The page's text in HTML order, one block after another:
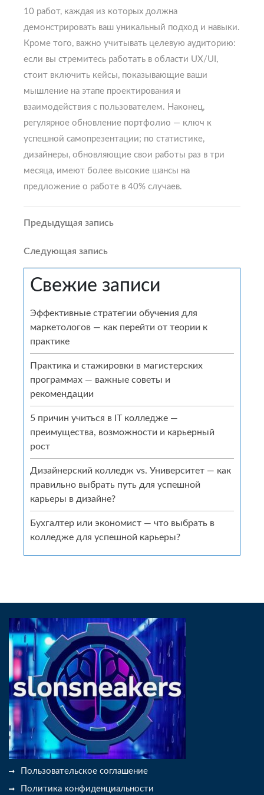
10 работ, каждая из которых должна
демонстрировать ваш уникальный подход и навыки.
Кроме того, важно учитывать целевую аудиторию:
если вы стремитесь работать в области UX/UI,
стоит включить кейсы, показывающие ваши
мышление на этапе проектирования и
взаимодействия с пользователем. Наконец,
регулярное обновление портфолио — ключ к
успешной самопрезентации; по статистике,
дизайнеры, обновляющие свои работы раз в три
месяца, имеют более высокие шансы на
предложение о работе в 40% случаев.
Навигация
по
записям
Предыдущая
Предыдущая запись
Следующая
Следующая запись
Свежие записи
Эффективные стратегии обучения для
маркетологов — как перейти от теории к
практике
Практика и стажировки в магистерских
программах — важные советы и
рекомендации
5 причин учиться в IT колледже —
преимущества, возможности и карьерный
рост
Дизайнерский колледж vs. Университет — как
правильно выбрать путь для успешной
карьеры в дизайне?
Бухгалтер или экономист — что выбрать в
колледже для успешной карьеры?
Пользовательское соглашение
Политика конфиденциальности